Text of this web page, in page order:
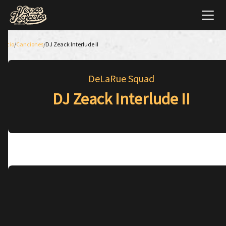
Inicio/Canciones/DJ Zeack Interlude II
DeLaRue Squad
DJ Zeack Interlude II